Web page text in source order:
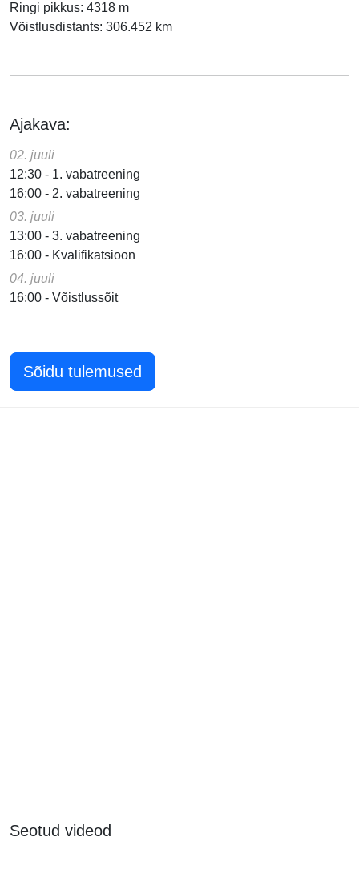
Ringi pikkus: 4318 m
Võistlusdistants: 306.452 km
Ajakava:
02. juuli
12:30 - 1. vabatreening
16:00 - 2. vabatreening
03. juuli
13:00 - 3. vabatreening
16:00 - Kvalifikatsioon
04. juuli
16:00 - Võistlussõit
Sõidu tulemused
Seotud videod